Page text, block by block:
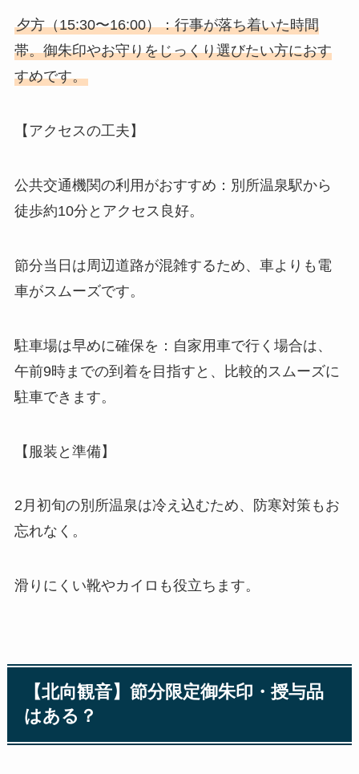
夕方（15:30〜16:00）：行事が落ち着いた時間
帯。御朱印やお守りをじっくり選びたい方におす
すめです。
【アクセスの工夫】
公共交通機関の利用がおすすめ：別所温泉駅から
徒歩約10分とアクセス良好。
節分当日は周辺道路が混雑するため、車よりも電
車がスムーズです。
駐車場は早めに確保を：自家用車で行く場合は、
午前9時までの到着を目指すと、比較的スムーズに
駐車できます。
【服装と準備】
2月初旬の別所温泉は冷え込むため、防寒対策もお
忘れなく。
滑りにくい靴やカイロも役立ちます。
【北向観音】節分限定御朱印・授与品
はある？